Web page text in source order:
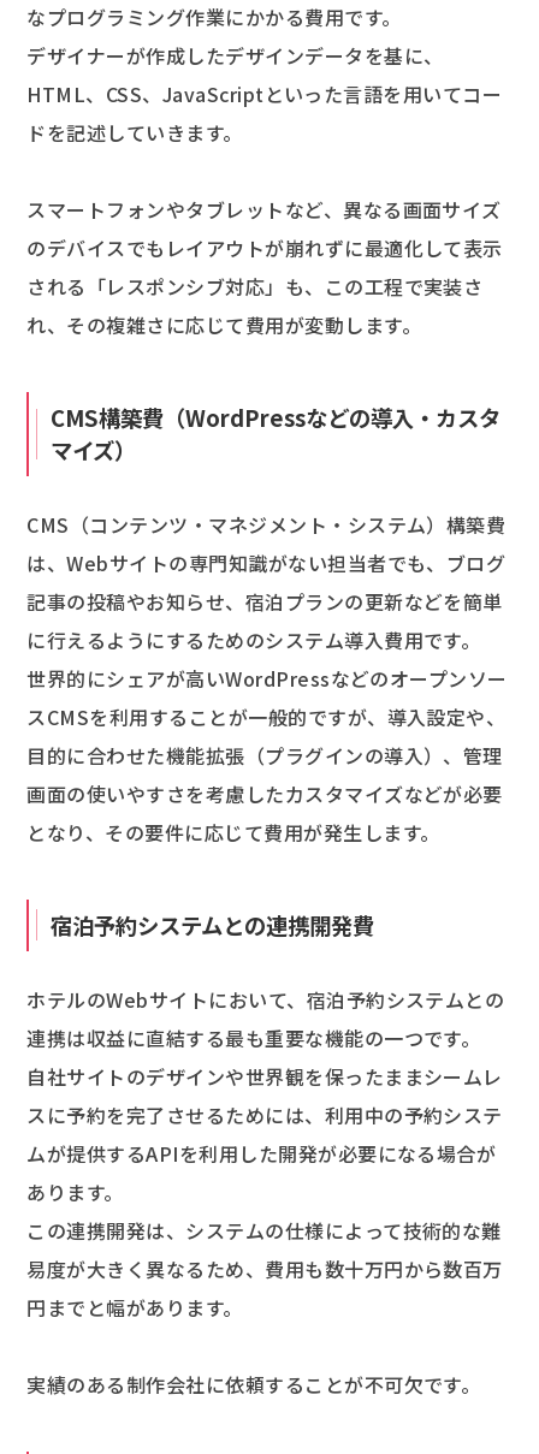
なプログラミング作業にかかる費用です。
デザイナーが作成したデザインデータを基に、
HTML、CSS、JavaScriptといった言語を用いてコー
ドを記述していきます。
スマートフォンやタブレットなど、異なる画面サイズ
のデバイスでもレイアウトが崩れずに最適化して表示
される「レスポンシブ対応」も、この工程で実装さ
れ、その複雑さに応じて費用が変動します。
CMS構築費（WordPressなどの導入・カスタ
マイズ）
CMS（コンテンツ・マネジメント・システム）構築費
は、Webサイトの専門知識がない担当者でも、ブログ
記事の投稿やお知らせ、宿泊プランの更新などを簡単
に行えるようにするためのシステム導入費用です。
世界的にシェアが高いWordPressなどのオープンソー
スCMSを利用することが一般的ですが、導入設定や、
目的に合わせた機能拡張（プラグインの導入）、管理
画面の使いやすさを考慮したカスタマイズなどが必要
となり、その要件に応じて費用が発生します。
宿泊予約システムとの連携開発費
ホテルのWebサイトにおいて、宿泊予約システムとの
連携は収益に直結する最も重要な機能の一つです。
自社サイトのデザインや世界観を保ったままシームレ
スに予約を完了させるためには、利用中の予約システ
ムが提供するAPIを利用した開発が必要になる場合が
あります。
この連携開発は、システムの仕様によって技術的な難
易度が大きく異なるため、費用も数十万円から数百万
円までと幅があります。
実績のある制作会社に依頼することが不可欠です。